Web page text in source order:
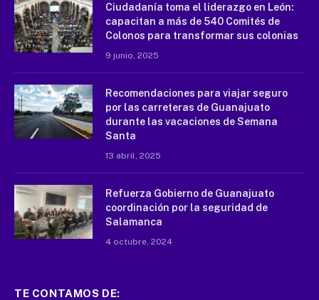
Ciudadanía toma el liderazgo en León:
capacitan a más de 540 Comités de
Colonos para transformar sus colonias
9 junio, 2025
Recomendaciones para viajar seguro
por las carreteras de Guanajuato
durante las vacaciones de Semana
Santa
13 abril, 2025
Refuerza Gobierno de Guanajuato
coordinación por la seguridad de
Salamanca
4 octubre, 2024
TE CONTAMOS DE: